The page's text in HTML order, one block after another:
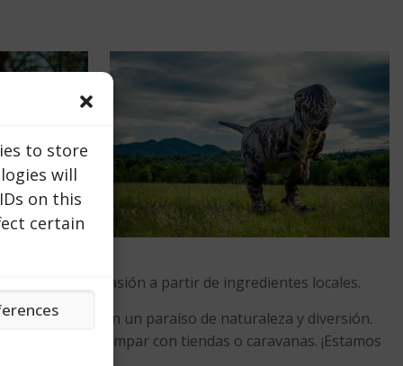
to store
will
on this
certain
con pasión a partir de ingredientes locales.
este lugar en un paraíso de naturaleza y diversión.
para acampar con tiendas o caravanas. ¡Estamos